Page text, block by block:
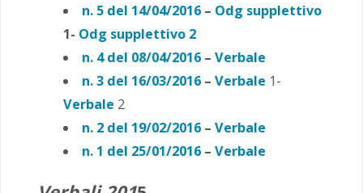
n. 5 del 14/04/2016 – Odg supplettivo
1- Odg supplettivo 2
n. 4 del 08/04/2016 –Verbale
n. 3 del 16/03/2016 –Verbale 1-
Verbale 2
n. 2 del 19/02/2016 –Verbale
n. 1 del 25/01/2016 –Verbale